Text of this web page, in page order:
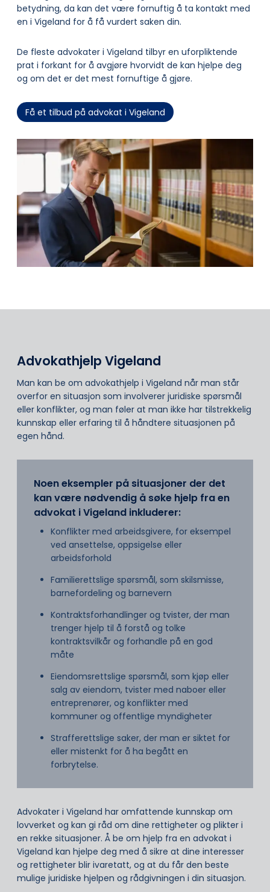
betydning, da kan det være fornuftig å ta kontakt med
en i Vigeland for å få vurdert saken din.
De fleste advokater i Vigeland tilbyr en uforpliktende
prat i forkant for å avgjøre hvorvidt de kan hjelpe deg
og om det er det mest fornuftige å gjøre.
Få et tilbud på advokat i Vigeland
Advokathjelp Vigeland
Man kan be om advokathjelp i Vigeland når man står
overfor en situasjon som involverer juridiske spørsmål
eller konflikter, og man føler at man ikke har tilstrekkelig
kunnskap eller erfaring til å håndtere situasjonen på
egen hånd.
Noen eksempler på situasjoner der det
kan være nødvendig å søke hjelp fra en
advokat i Vigeland inkluderer:
Konflikter med arbeidsgivere, for eksempel
ved ansettelse, oppsigelse eller
arbeidsforhold
Familierettslige spørsmål, som skilsmisse,
barnefordeling og barnevern
Kontraktsforhandlinger og tvister, der man
trenger hjelp til å forstå og tolke
kontraktsvilkår og forhandle på en god
måte
Eiendomsrettslige spørsmål, som kjøp eller
salg av eiendom, tvister med naboer eller
entreprenører, og konflikter med
kommuner og offentlige myndigheter
Strafferettslige saker, der man er siktet for
eller mistenkt for å ha begått en
forbrytelse.
Advokater i Vigeland har omfattende kunnskap om
lovverket og kan gi råd om dine rettigheter og plikter i
en rekke situasjoner. Å be om hjelp fra en advokat i
Vigeland kan hjelpe deg med å sikre at dine interesser
og rettigheter blir ivaretatt, og at du får den beste
mulige juridiske hjelpen og rådgivningen i din situasjon.